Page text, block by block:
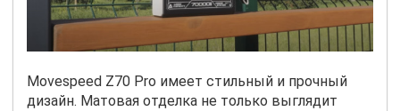
Movespeed Z70 Pro имеет стильный и прочный
дизайн. Матовая отделка не только выглядит